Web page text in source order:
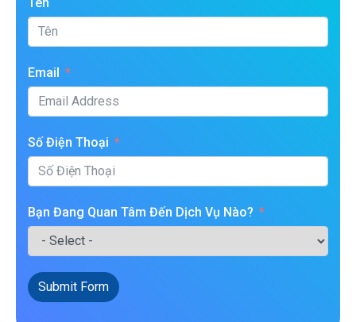
Email
Số Điện Thoại
Bạn Đang Quan Tâm Đến Dịch Vụ Nào?
Submit Form